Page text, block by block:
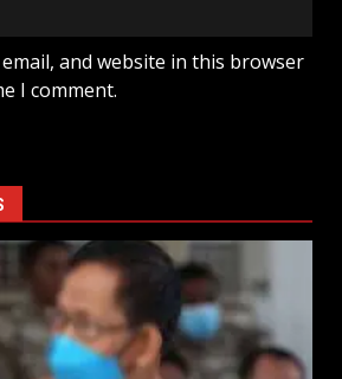
email, and website in this browser
I comment.